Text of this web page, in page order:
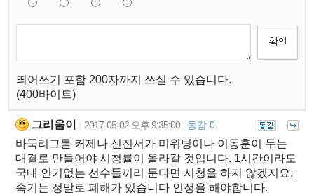
띄어쓰기 포함 200자까지 쓰실 수 있습니다.
(400바이트)
그리움이 2017-05-02 오후 9:35:00 동감 0
바둑리그를 커제나 신진서가 미위팅이나 이동훈이 두는
대결로 만들어야 시청률이 올라갈 것입니다. 1시간이라도
국내 인기없는 선수들끼리 둔다면 시청을 하지 않겠지요.
속기는 정말로 폐해가 있습니다 인정을 해야합니다.